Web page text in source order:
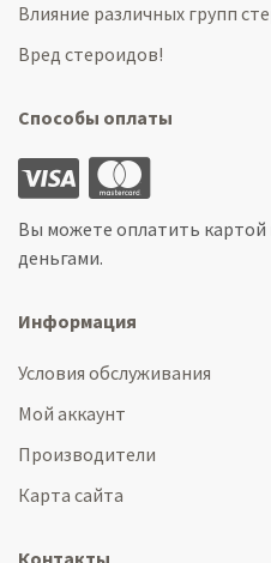
Влияние различных групп
Вред стероидов!
Способы оплаты
Вы можете оплатить
деньгами.
Информация
Условия обслуживания
Мой аккаунт
Производители
Карта сайта
Контакты